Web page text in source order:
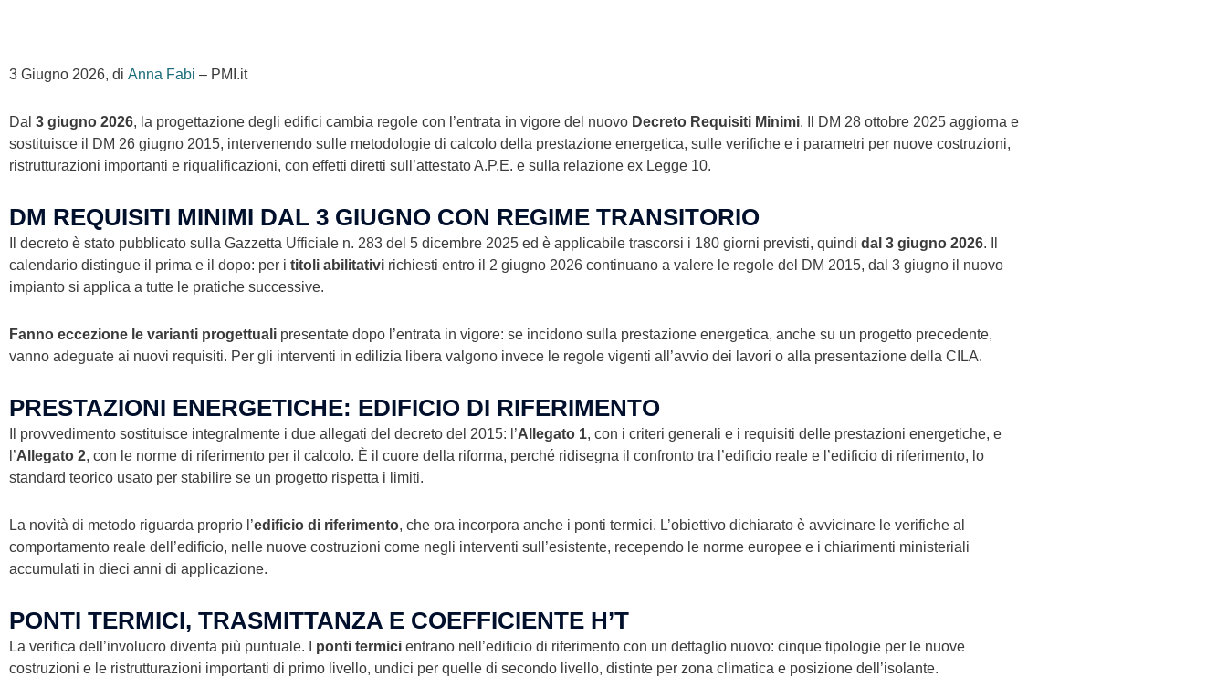
3 Giugno 2026, di Anna Fabi – PMI.it
Dal 3 giugno 2026, la progettazione degli edifici cambia regole con l’entrata in vigore del nuovo Decreto Requisiti Minimi. Il DM 28 ottobre 2025 aggiorna e
sostituisce il DM 26 giugno 2015, intervenendo sulle metodologie di calcolo della prestazione energetica, sulle verifiche e i parametri per nuove costruzioni,
ristrutturazioni importanti e riqualificazioni, con effetti diretti sull’attestato A.P.E. e sulla relazione ex Legge 10.
DM REQUISITI MINIMI DAL 3 GIUGNO CON REGIME TRANSITORIO
Il decreto è stato pubblicato sulla Gazzetta Ufficiale n. 283 del 5 dicembre 2025 ed è applicabile trascorsi i 180 giorni previsti, quindi dal 3 giugno 2026. Il
calendario distingue il prima e il dopo: per i titoli abilitativi richiesti entro il 2 giugno 2026 continuano a valere le regole del DM 2015, dal 3 giugno il nuovo
impianto si applica a tutte le pratiche successive.
Fanno eccezione le varianti progettuali presentate dopo l’entrata in vigore: se incidono sulla prestazione energetica, anche su un progetto precedente,
vanno adeguate ai nuovi requisiti. Per gli interventi in edilizia libera valgono invece le regole vigenti all’avvio dei lavori o alla presentazione della CILA.
PRESTAZIONI ENERGETICHE: EDIFICIO DI RIFERIMENTO
Il provvedimento sostituisce integralmente i due allegati del decreto del 2015: l’Allegato 1, con i criteri generali e i requisiti delle prestazioni energetiche, e
l’Allegato 2, con le norme di riferimento per il calcolo. È il cuore della riforma, perché ridisegna il confronto tra l’edificio reale e l’edificio di riferimento, lo
standard teorico usato per stabilire se un progetto rispetta i limiti.
La novità di metodo riguarda proprio l’edificio di riferimento, che ora incorpora anche i ponti termici. L’obiettivo dichiarato è avvicinare le verifiche al
comportamento reale dell’edificio, nelle nuove costruzioni come negli interventi sull’esistente, recependo le norme europee e i chiarimenti ministeriali
accumulati in dieci anni di applicazione.
PONTI TERMICI, TRASMITTANZA E COEFFICIENTE H’T
La verifica dell’involucro diventa più puntuale. I ponti termici entrano nell’edificio di riferimento con un dettaglio nuovo: cinque tipologie per le nuove
costruzioni e le ristrutturazioni importanti di primo livello, undici per quelle di secondo livello, distinte per zona climatica e posizione dell’isolante.